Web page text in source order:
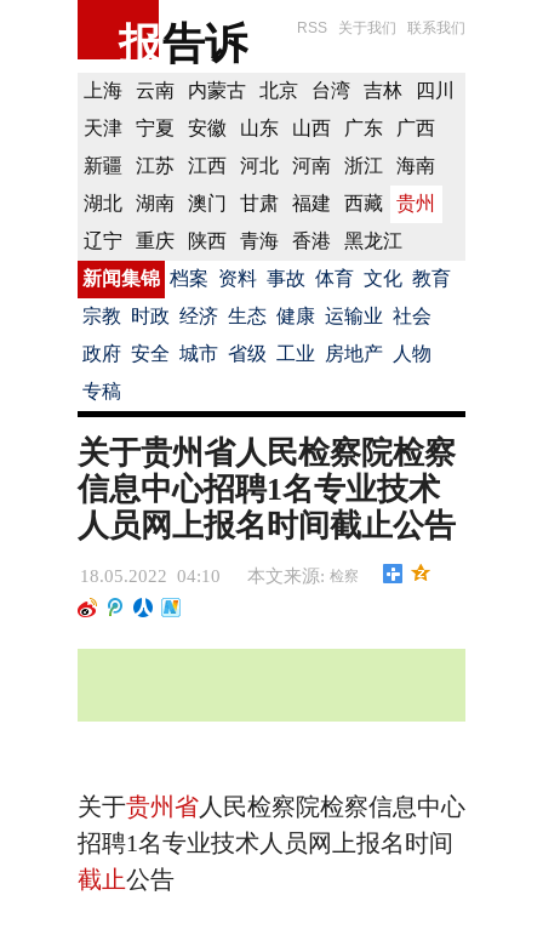
报告诉 RSS 关于我们 联系我们
上海 云南 内蒙古 北京 台湾 吉林
四川
天津
宁夏 安徽 山东 山西 广东
广西
新疆
江苏 江西 河北 河南 浙江
海南
湖北
湖南 澳门 甘肃 福建 西藏
贵州
辽宁
重庆 陕西 青海 香港
黑龙江
新闻集锦 档案 资料 事故 体育 文化 教育
宗教 时政 经济 生态 健康 运输业 社会
政府 安全 城市 省级 工业 房地产
人物
专稿
关于贵州省人民检察院检察
信息中心招聘1名专业技术
人员网上报名时间截止公告
18.05.2022 04:10 本文来源: 检察
关于贵州省人民检察院检察信息中心
招聘1名专业技术人员网上报名时间
截止公告